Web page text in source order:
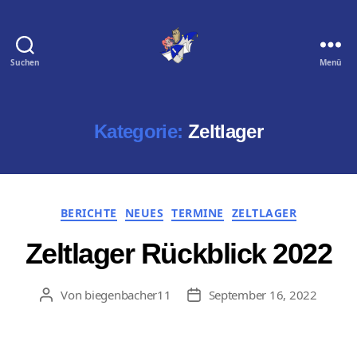
Suchen
V.
Menü
Kategorie: Zeltlager
Kategorien
BERICHTE NEUES TERMINE ZELTLAGER
Zeltlager Rückblick 2022
Beitragsautor
Von biegenbacher11 Veröffentlichungsdatum
September 16, 2022